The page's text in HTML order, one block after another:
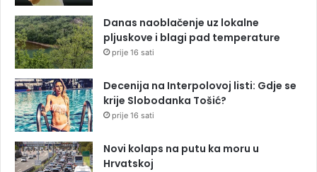
Danas naoblačenje uz lokalne
pljuskove i blagi pad temperature
prije 16 sati
Decenija na Interpolovoj listi: Gdje se
krije Slobodanka Tošić?
prije 16 sati
Novi kolaps na putu ka moru u
Hrvatskoj